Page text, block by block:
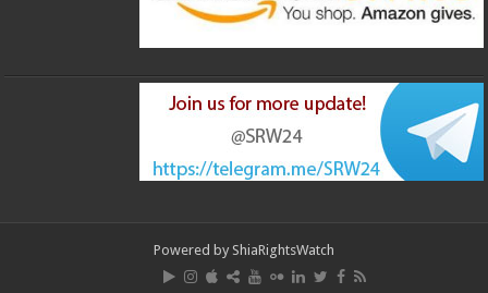
Powered by ShiaRightsWatch